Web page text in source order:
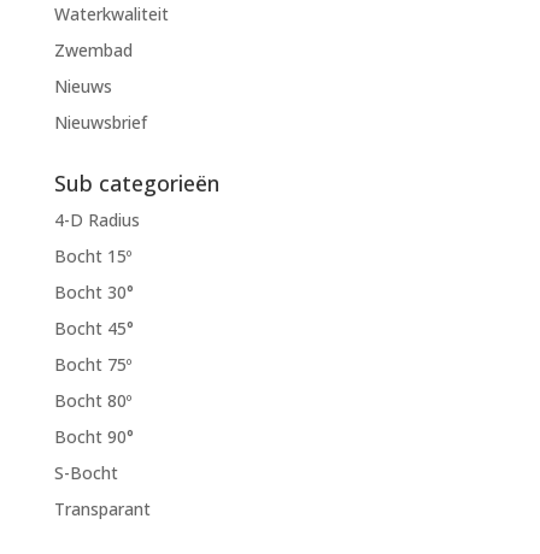
Waterkwaliteit
Zwembad
Nieuws
Nieuwsbrief
Sub categorieën
4-D Radius
Bocht 15º
Bocht 30°
Bocht 45°
Bocht 75º
Bocht 80º
Bocht 90°
S-Bocht
Transparant